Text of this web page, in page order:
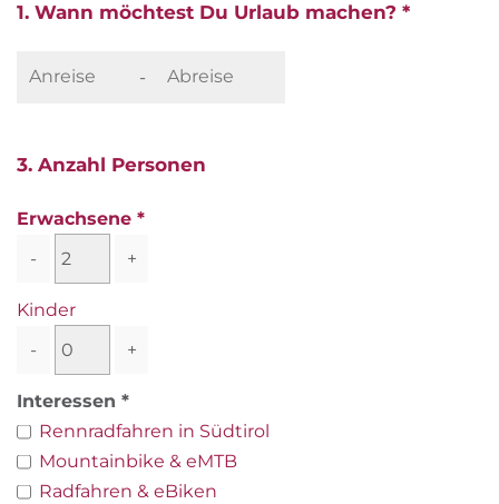
1. Wann möchtest Du Urlaub machen? *
-
3. Anzahl Personen
Erwachsene
-
+
Kinder
-
+
Interessen
Rennradfahren in Südtirol
Mountainbike & eMTB
Radfahren & eBiken